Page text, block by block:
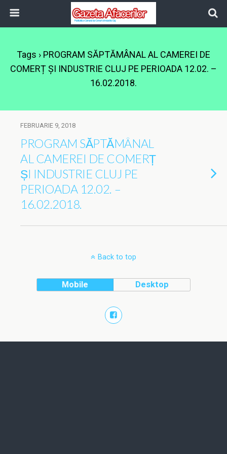
Tags › PROGRAM SĂPTĂMÂNAL AL CAMEREI DE
COMERȚ ȘI INDUSTRIE CLUJ PE PERIOADA 12.02. –
16.02.2018.
FEBRUARIE 9, 2018
PROGRAM SĂPTĂMÂNAL
AL CAMEREI DE COMERȚ
ȘI INDUSTRIE CLUJ PE
PERIOADA 12.02. –
16.02.2018.
Back to top
Mobile Desktop